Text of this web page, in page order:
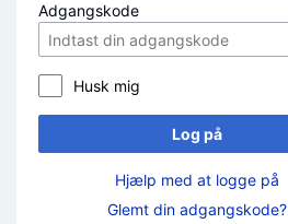
Adgangskode
Husk mig
Log på
Hjælp med at logge på
Glemt din adgangskode?